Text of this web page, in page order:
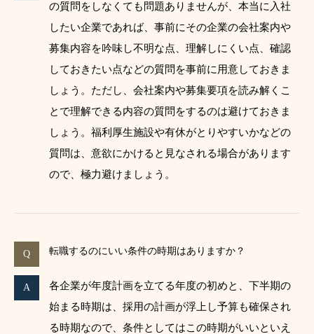
の質問をしなくても問題ありませんが、本当に入社
したい企業であれば、事前にその企業の会社案内や
募集内容を吟味し不明な点、理解しにくい点、確認
しておきたい点などの質問を事前に用意しておきま
しょう。ただし、会社案内や募集要項を読み解くこ
とで理解できる内容の質問をするのは避けておきま
しょう。福利厚生施設や有休がとりやすいかなどの
質問は、意欲にかけると見なされる場合があります
ので、極力避けましょう。
転職するのにいい条件の時期はありますか？
各企業が年度計画を立てる年度の初めと、下半期の
始まる時期は、採用の計画が浮上し予算も確保され
る時期なので、条件としてはこの時期がいいといえ